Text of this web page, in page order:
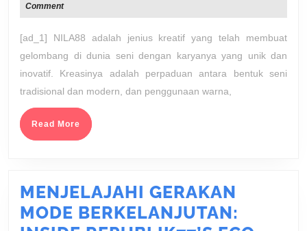
2025
Comment
[ad_1] NILA88 adalah jenius kreatif yang telah membuat
gelombang di dunia seni dengan karyanya yang unik dan
inovatif. Kreasinya adalah perpaduan antara bentuk seni
tradisional dan modern, dan penggunaan warna,
Read More Read
More
MENJELAJAHI GERAKAN
MODE BERKELANJUTAN: